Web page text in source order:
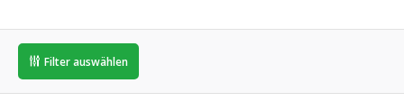
Filter auswählen